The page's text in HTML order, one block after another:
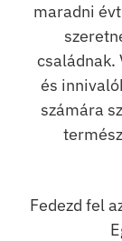
maradni
családnak.
és
számára
Fedezd fel